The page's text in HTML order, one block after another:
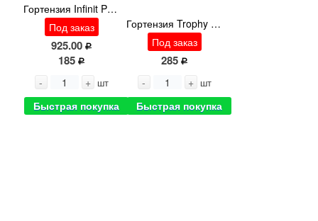
Гортензия Infinit Paars
Под заказ
925.00
185
- + шт
Быстрая покупка
Гортензия Trophy Red
Под заказ
285
- + шт
Быстрая покупка